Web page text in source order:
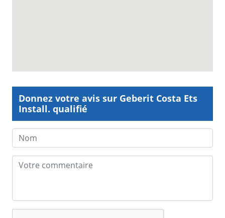
Donnez votre avis sur Geberit Costa Ets
Install. qualifié